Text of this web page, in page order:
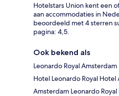
Hotelstars Union kent een
aan accommodaties in
beoordeeld met 4 sterren
pagina: 4,5.
Ook bekend als
Leonardo Royal Amsterdam
Hotel Leonardo Royal
Amsterdam Leonardo